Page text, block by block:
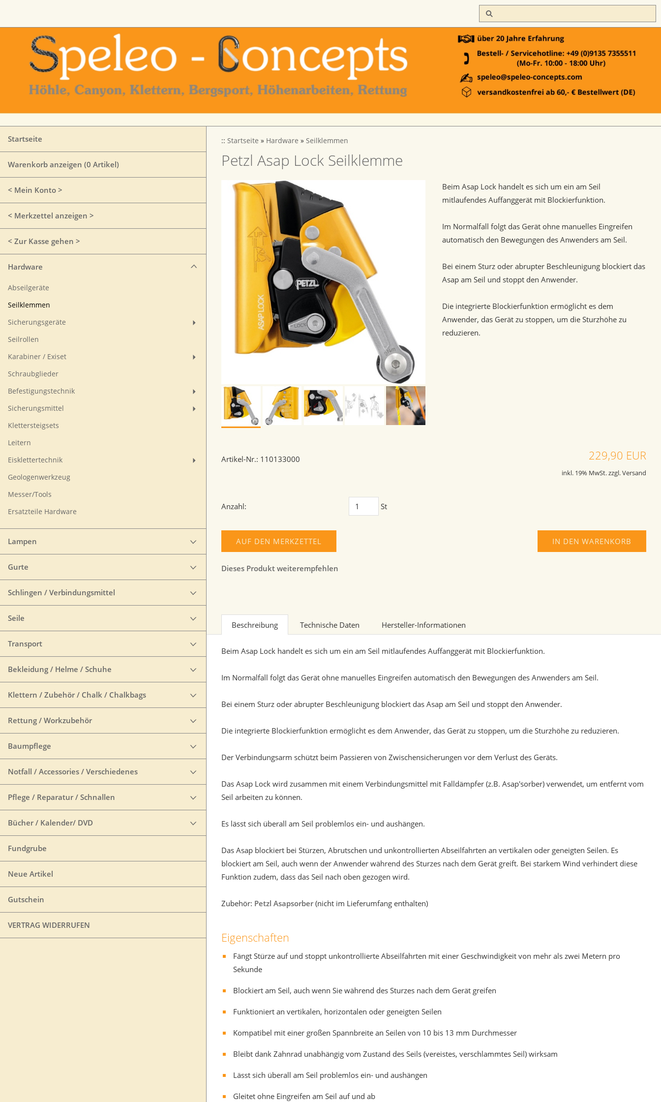
Startseite
Warenkorb anzeigen (0 Artikel)
< Mein Konto >
< Merkzettel anzeigen >
< Zur Kasse gehen >
Hardware
Abseilgeräte
Seilklemmen
Sicherungsgeräte
Seilrollen
Karabiner / Exiset
Schraubglieder
Befestigungstechnik
Sicherungsmittel
Klettersteigsets
Leitern
Eisklettertechnik
Geologenwerkzeug
Messer/Tools
Ersatzteile Hardware
Lampen
Gurte
Schlingen / Verbindungsmittel
Seile
Transport
Bekleidung / Helme / Schuhe
Klettern / Zubehör / Chalk / Chalkbags
Rettung / Workzubehör
Baumpflege
Notfall / Accessories / Verschiedenes
Pflege / Reparatur / Schnallen
Bücher / Kalender/ DVD
Fundgrube
Neue Artikel
Gutschein
VERTRAG WIDERRUFEN
:: Startseite » Hardware » Seilklemmen
Petzl Asap Lock Seilklemme
Beim Asap Lock handelt es sich um ein am Seil
mitlaufendes Auffanggerät mit Blockierfunktion.
Im Normalfall folgt das Gerät ohne manuelles Eingreifen
automatisch den Bewegungen des Anwenders am Seil.
Bei einem Sturz oder abrupter Beschleunigung blockiert das
Asap am Seil und stoppt den Anwender.
Die integrierte Blockierfunktion ermöglicht es dem
Anwender, das Gerät zu stoppen, um die Sturzhöhe zu
reduzieren.
Artikel-Nr.: 110133000 229,90 EUR
inkl. 19% MwSt. zzgl. Versand
Anzahl: St
IN DEN WARENKORB
AUF DEN MERKZETTEL
Dieses Produkt weiterempfehlen
Beschreibung Technische Daten Hersteller-Informationen
Beim Asap Lock handelt es sich um ein am Seil mitlaufendes Auffanggerät mit Blockierfunktion.
Im Normalfall folgt das Gerät ohne manuelles Eingreifen automatisch den Bewegungen des Anwenders am Seil.
Bei einem Sturz oder abrupter Beschleunigung blockiert das Asap am Seil und stoppt den Anwender.
Die integrierte Blockierfunktion ermöglicht es dem Anwender, das Gerät zu stoppen, um die Sturzhöhe zu reduzieren.
Der Verbindungsarm schützt beim Passieren von Zwischensicherungen vor dem Verlust des Geräts.
Das Asap Lock wird zusammen mit einem Verbindungsmittel mit Falldämpfer (z.B. Asap'sorber) verwendet, um entfernt vom
Seil arbeiten zu können.
Es lässt sich überall am Seil problemlos ein- und aushängen.
Das Asap blockiert bei Stürzen, Abrutschen und unkontrollierten Abseilfahrten an vertikalen oder geneigten Seilen. Es
blockiert am Seil, auch wenn der Anwender während des Sturzes nach dem Gerät greift. Bei starkem Wind verhindert diese
Funktion zudem, dass das Seil nach oben gezogen wird.
Zubehör: Petzl Asapsorber (nicht im Lieferumfang enthalten)
Eigenschaften
Fängt Stürze auf und stoppt unkontrollierte Abseilfahrten mit einer Geschwindigkeit von mehr als zwei Metern pro
Sekunde
Blockiert am Seil, auch wenn Sie während des Sturzes nach dem Gerät greifen
Funktioniert an vertikalen, horizontalen oder geneigten Seilen
Kompatibel mit einer großen Spannbreite an Seilen von 10 bis 13 mm Durchmesser
Bleibt dank Zahnrad unabhängig vom Zustand des Seils (vereistes, verschlammtes Seil) wirksam
Lässt sich überall am Seil problemlos ein- und aushängen
Gleitet ohne Eingreifen am Seil auf und ab